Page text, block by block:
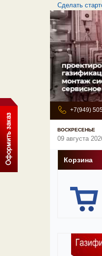
Сделать
+7(949)
ВОСКРЕСЕНЬЕ
09 августа
Корзина